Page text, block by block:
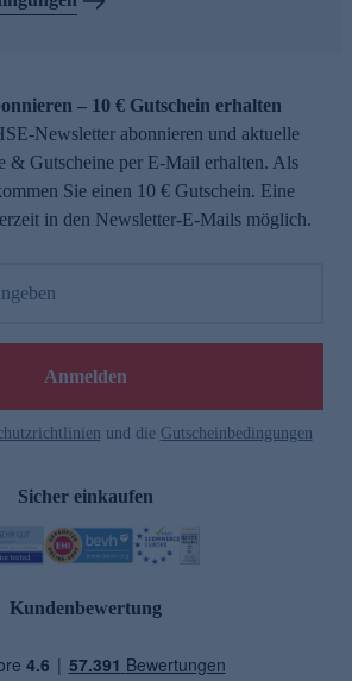
– 10 € Gutschein erhalten
Newsletter abonnieren und aktuelle
& Gutscheine per E-Mail erhalten. Als
Sie einen 10 € Gutschein. Eine
in den Newsletter-E-Mails möglich.
Anmelden
und die Gutscheinbedingungen
Sicher einkaufen
Kundenbewertung